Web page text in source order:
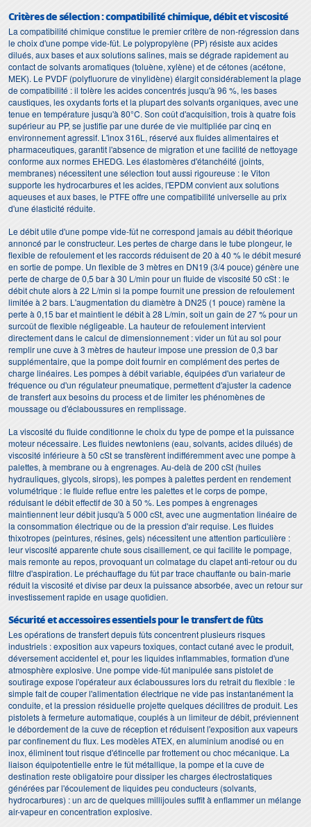
Critères de sélection : compatibilité chimique, débit et viscosité
La compatibilité chimique constitue le premier critère de non-régression dans
le choix d'une pompe vide-fût. Le polypropylène (PP) résiste aux acides
dilués, aux bases et aux solutions salines, mais se dégrade rapidement au
contact de solvants aromatiques (toluène, xylène) et de cétones (acétone,
MEK). Le PVDF (polyfluorure de vinylidène) élargit considérablement la plage
de compatibilité : il tolère les acides concentrés jusqu'à 96 %, les bases
caustiques, les oxydants forts et la plupart des solvants organiques, avec une
tenue en température jusqu'à 80°C. Son coût d'acquisition, trois à quatre fois
supérieur au PP, se justifie par une durée de vie multipliée par cinq en
environnement agressif. L'inox 316L, réservé aux fluides alimentaires et
pharmaceutiques, garantit l'absence de migration et une facilité de nettoyage
conforme aux normes EHEDG. Les élastomères d'étanchéité (joints,
membranes) nécessitent une sélection tout aussi rigoureuse : le Viton
supporte les hydrocarbures et les acides, l'EPDM convient aux solutions
aqueuses et aux bases, le PTFE offre une compatibilité universelle au prix
d'une élasticité réduite.
Le débit utile d'une pompe vide-fût ne correspond jamais au débit théorique
annoncé par le constructeur. Les pertes de charge dans le tube plongeur, le
flexible de refoulement et les raccords réduisent de 20 à 40 % le débit mesuré
en sortie de pompe. Un flexible de 3 mètres en DN19 (3/4 pouce) génère une
perte de charge de 0,5 bar à 30 L/min pour un fluide de viscosité 50 cSt : le
débit chute alors à 22 L/min si la pompe fournit une pression de refoulement
limitée à 2 bars. L'augmentation du diamètre à DN25 (1 pouce) ramène la
perte à 0,15 bar et maintient le débit à 28 L/min, soit un gain de 27 % pour un
surcoût de flexible négligeable. La hauteur de refoulement intervient
directement dans le calcul de dimensionnement : vider un fût au sol pour
remplir une cuve à 3 mètres de hauteur impose une pression de 0,3 bar
supplémentaire, que la pompe doit fournir en complément des pertes de
charge linéaires. Les pompes à débit variable, équipées d'un variateur de
fréquence ou d'un régulateur pneumatique, permettent d'ajuster la cadence
de transfert aux besoins du process et de limiter les phénomènes de
moussage ou d'éclaboussures en remplissage.
La viscosité du fluide conditionne le choix du type de pompe et la puissance
moteur nécessaire. Les fluides newtoniens (eau, solvants, acides dilués) de
viscosité inférieure à 50 cSt se transfèrent indifféremment avec une pompe à
palettes, à membrane ou à engrenages. Au-delà de 200 cSt (huiles
hydrauliques, glycols, sirops), les pompes à palettes perdent en rendement
volumétrique : le fluide reflue entre les palettes et le corps de pompe,
réduisant le débit effectif de 30 à 50 %. Les pompes à engrenages
maintiennent leur débit jusqu'à 5 000 cSt, avec une augmentation linéaire de
la consommation électrique ou de la pression d'air requise. Les fluides
thixotropes (peintures, résines, gels) nécessitent une attention particulière :
leur viscosité apparente chute sous cisaillement, ce qui facilite le pompage,
mais remonte au repos, provoquant un colmatage du clapet anti-retour ou du
filtre d'aspiration. Le préchauffage du fût par trace chauffante ou bain-marie
réduit la viscosité et divise par deux la puissance absorbée, avec un retour sur
investissement rapide en usage quotidien.
Sécurité et accessoires essentiels pour le transfert de fûts
Les opérations de transfert depuis fûts concentrent plusieurs risques
industriels : exposition aux vapeurs toxiques, contact cutané avec le produit,
déversement accidentel et, pour les liquides inflammables, formation d'une
atmosphère explosive. Une pompe vide-fût manipulée sans pistolet de
soutirage expose l'opérateur aux éclaboussures lors du retrait du flexible : le
simple fait de couper l'alimentation électrique ne vide pas instantanément la
conduite, et la pression résiduelle projette quelques décilitres de produit. Les
pistolets à fermeture automatique, couplés à un limiteur de débit, préviennent
le débordement de la cuve de réception et réduisent l'exposition aux vapeurs
par confinement du flux. Les modèles ATEX, en aluminium anodisé ou en
inox, éliminent tout risque d'étincelle par frottement ou choc mécanique. La
liaison équipotentielle entre le fût métallique, la pompe et la cuve de
destination reste obligatoire pour dissiper les charges électrostatiques
générées par l'écoulement de liquides peu conducteurs (solvants,
hydrocarbures) : un arc de quelques millijoules suffit à enflammer un mélange
air-vapeur en concentration explosive.